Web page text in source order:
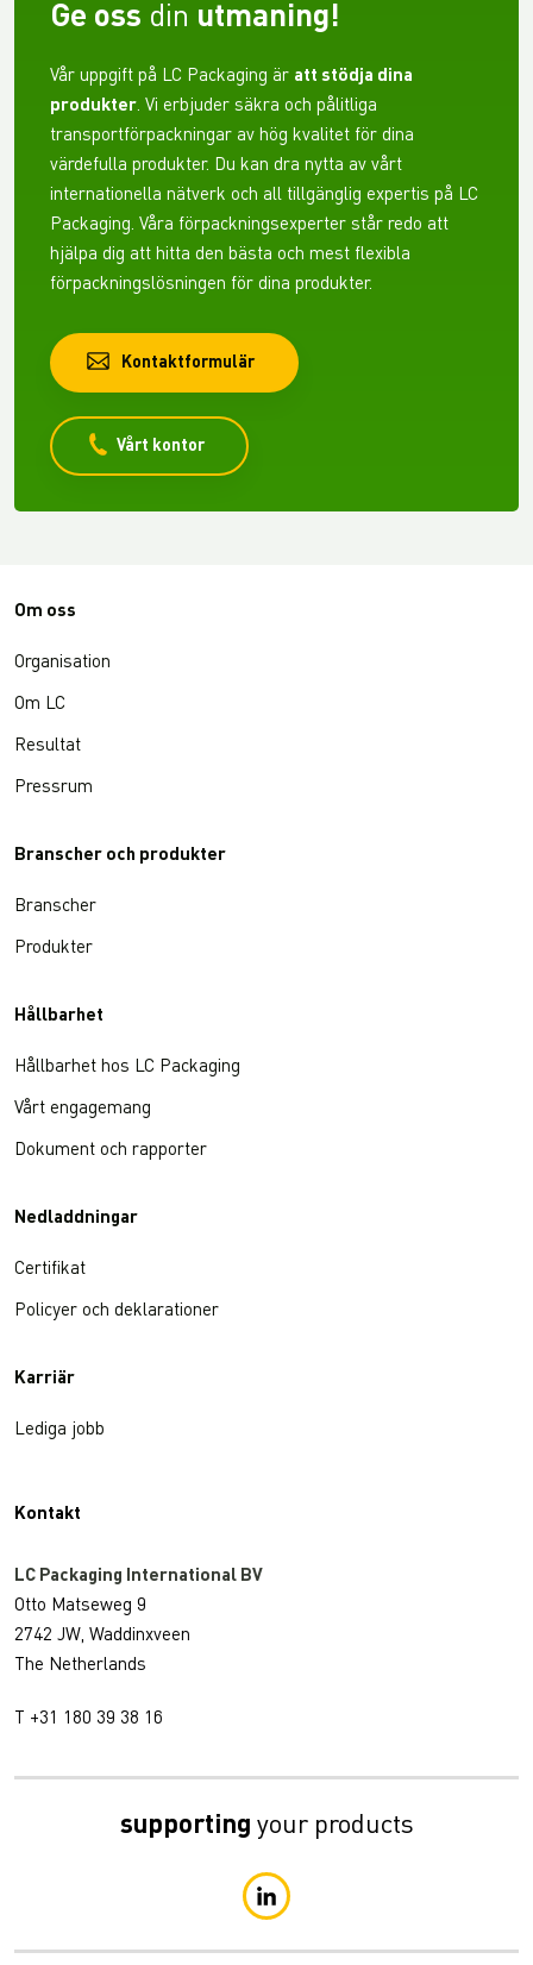
Ge oss din utmaning!
Vår uppgift på LC Packaging är att stödja dina
produkter. Vi erbjuder säkra och pålitliga
transportförpackningar av hög kvalitet för dina
värdefulla produkter. Du kan dra nytta av vårt
internationella nätverk och all tillgänglig expertis på LC
Packaging. Våra förpackningsexperter står redo att
hjälpa dig att hitta den bästa och mest flexibla
förpackningslösningen för dina produkter.
Kontaktformulär
Vårt kontor
Om oss
Organisation
Om LC
Resultat
Pressrum
Branscher och produkter
Branscher
Produkter
Hållbarhet
Hållbarhet hos LC Packaging
Vårt engagemang
Dokument och rapporter
Nedladdningar
Certifikat
Policyer och deklarationer
Karriär
Lediga jobb
Kontakt
LC Packaging International BV
Otto Matseweg 9
2742 JW, Waddinxveen
The Netherlands
T +31 180 39 38 16
supporting your products